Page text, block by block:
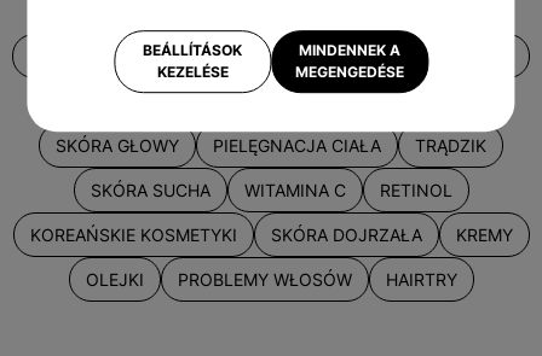
BEÁLLÍTÁSOK
KEZELÉSE
MINDENNEK A
MEGENGEDÉSE
ZŁUSZCZANIE SKŁADY KOSMETYKÓW ZMARSZCZKI
ABC PIELĘGNACJI OCZYSZCZANIE TWARZY
SKÓRA GŁOWY PIELĘGNACJA CIAŁA TRĄDZIK
SKÓRA SUCHA WITAMINA C RETINOL
KOREAŃSKIE KOSMETYKI SKÓRA DOJRZAŁA KREMY
OLEJKI PROBLEMY WŁOSÓW HAIRTRY